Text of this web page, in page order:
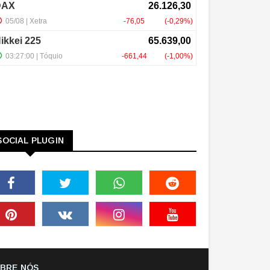
PLUGIN
NÓS